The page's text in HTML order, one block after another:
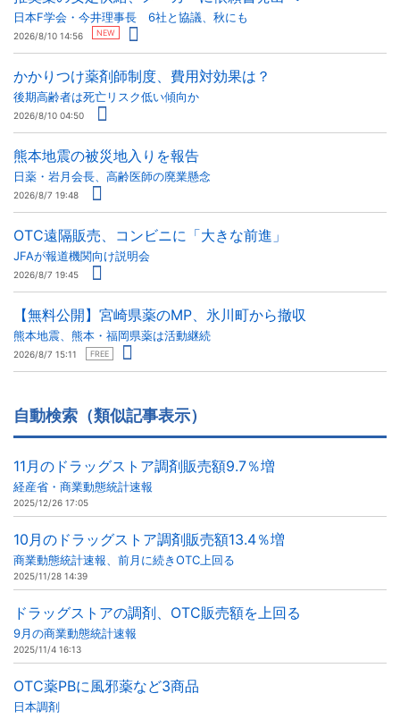
日本F学会・今井理事長 6社と協議、秋にも
2026/8/10 14:56 NEW
かかりつけ薬剤師制度、費用対効果は？
後期高齢者は死亡リスク低い傾向か
2026/8/10 04:50
熊本地震の被災地入りを報告
日薬・岩月会長、高齢医師の廃業懸念
2026/8/7 19:48
OTC遠隔販売、コンビニに「大きな前進」
JFAが報道機関向け説明会
2026/8/7 19:45
【無料公開】宮崎県薬のMP、氷川町から撤収
熊本地震、熊本・福岡県薬は活動継続
2026/8/7 15:11 FREE
自動検索（類似記事表示）
11月のドラッグストア調剤販売額9.7％増
経産省・商業動態統計速報
2025/12/26 17:05
10月のドラッグストア調剤販売額13.4％増
商業動態統計速報、前月に続きOTC上回る
2025/11/28 14:39
ドラッグストアの調剤、OTC販売額を上回る
9月の商業動態統計速報
2025/11/4 16:13
OTC薬PBに風邪薬など3商品
日本調剤